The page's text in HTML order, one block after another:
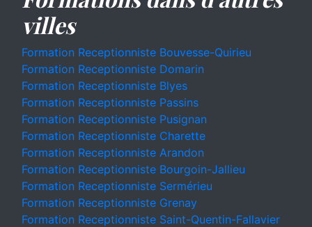
villes
Formation Receptionniste Bouvesse-Quirieu
Formation Receptionniste Domarin
Formation Receptionniste Blyes
Formation Receptionniste Passins
Formation Receptionniste Pusignan
Formation Receptionniste Charette
Formation Receptionniste Arandon
Formation Receptionniste Bourgoin-Jallieu
Formation Receptionniste Sermérieu
Formation Receptionniste Grenay
Formation Receptionniste Saint-Quentin-Fallavier